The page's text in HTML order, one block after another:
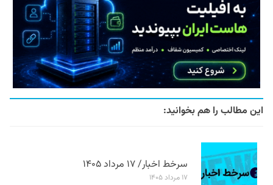
این مطالب را هم بخوانید:
سرخط اخبار/ ۱۷ مرداد ۱۴۰۵
۱۷ مرداد ۱۴۰۵